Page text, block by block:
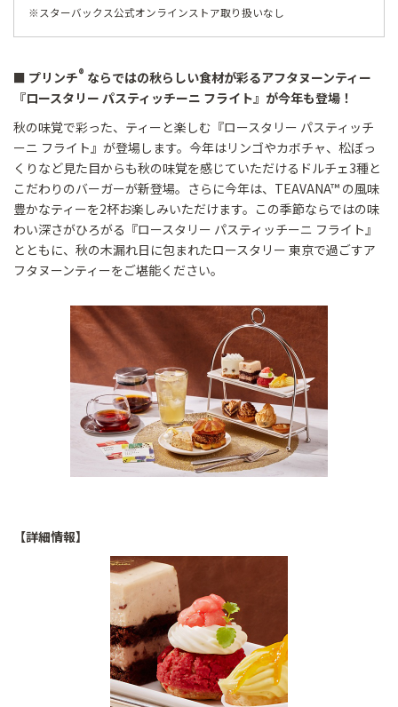
※スターバックス公式オンラインストア取り扱いなし
■ プリンチ® ならではの秋らしい食材が彩るアフタヌーンティー
『ロースタリー パスティッチーニ フライト』が今年も登場！
秋の味覚で彩った、ティーと楽しむ『ロースタリー パスティッチ
ーニ フライト』が登場します。今年はリンゴやカボチャ、松ぼっ
くりなど見た目からも秋の味覚を感じていただけるドルチェ3種と
こだわりのバーガーが新登場。さらに今年は、TEAVANA™ の風味
豊かなティーを2杯お楽しみいただけます。この季節ならではの味
わい深さがひろがる『ロースタリー パスティッチーニ フライト』
とともに、秋の木漏れ日に包まれたロースタリー 東京で過ごすア
フタヌーンティーをご堪能ください。
【詳細情報】